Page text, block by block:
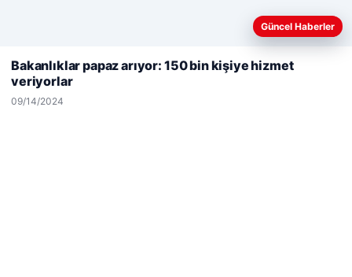
Web sitemizi nasıl kullandığınızı daha iyi anlayabilmek,
kullanıyoruz. Çerez Politikamız
Reddet
Güncel Haberler
Bakanlıklar papaz arıyor: 150 bin kişiye hizmet
veriyorlar
09/14/2024